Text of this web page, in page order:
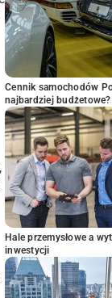
Cennik samochodów
najbardziej budżetowe?
Hale przemysłowe a
inwestycji